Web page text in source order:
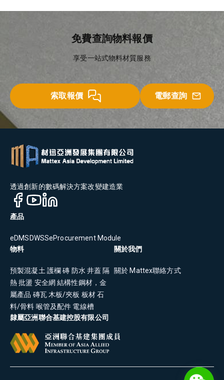
免費查詢物料報價
享受一站式物料材質服務
索取報價 電郵查詢
透過創新的數碼解決方案改變建造業
產品
eDMS DWSSeProcurement Module
物料
預製混凝土 護欄磚 防水 井蓋 隔
熱 批盪 安全網 結構性鋼材，金
屬產品 磚瓦 木板/夾板 板材石
料/骨料 喉管及配件 電線槽
關於我們
關於 Mattex聯絡方式
隸屬亞洲聯合基建控股有限公司